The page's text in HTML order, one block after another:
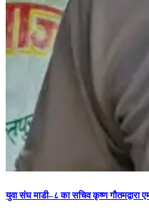
युवा संघ माडी–८ का सचिव कृष्ण गौतमद्वारा